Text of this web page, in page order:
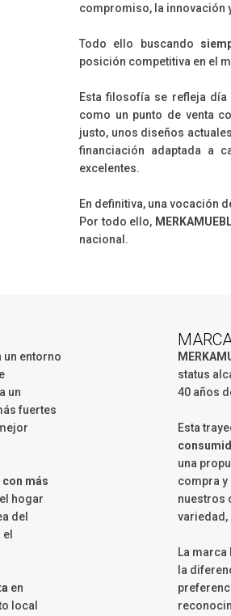
compromiso, la innovación
Todo ello buscando
posición competitiva en el
Esta filosofía se refleja
como un punto de venta
justo, unos diseños
financiación adaptada a
excelentes.
En definitiva, una vocación
Por todo ello,
nacional.
un entorno
un
fuertes
más
hogar
del
en
local
status
40 años
Esta
una
compra y
nuestros
variedad,
La marca
la